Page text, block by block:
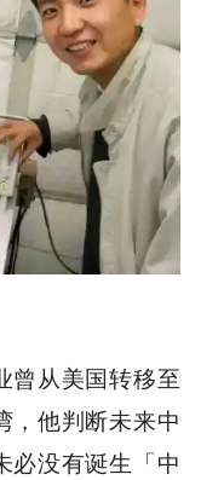
曾从美国转移至
，他判断未来中
必没有诞生「中